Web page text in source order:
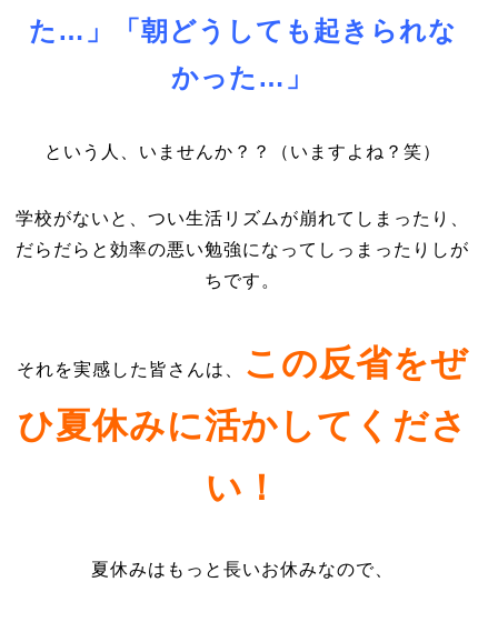
た…」「朝どうしても起きられな
かった…」
という人、いませんか？？（いますよね？笑）
学校がないと、つい生活リズムが崩れてしまったり、
だらだらと効率の悪い勉強になってしっまったりしが
ちです。
それを実感した皆さんは、
この反省をぜ
ひ夏休みに活かしてくださ
い！
夏休みはもっと長いお休みなので、